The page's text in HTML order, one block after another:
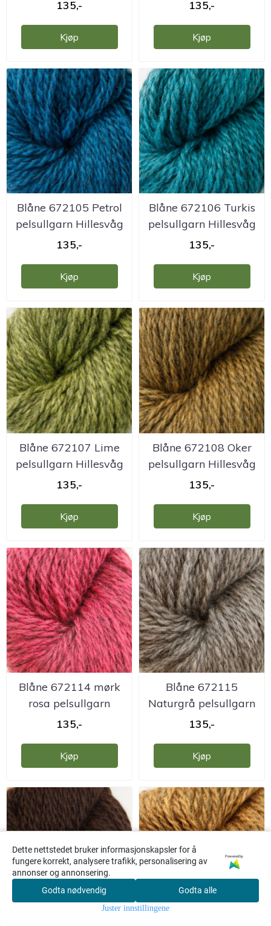
Søk
135,-
Kjøp
135,-
Kjøp
Blåne 672105 Petrol
pelsullgarn Hillesvåg
135,-
Kjøp
Blåne 672106 Turkis
pelsullgarn Hillesvåg
135,-
Kjøp
Blåne 672107 Lime
pelsullgarn Hillesvåg
135,-
Kjøp
Blåne 672108 Oker
pelsullgarn Hillesvåg
135,-
Kjøp
Blåne 672114 mørk
rosa pelsullgarn
Hillesvåg
135,-
Kjøp
Blåne 672115
Naturgrå pelsullgarn
Hillesvåg
135,-
Kjøp
Dette nettstedet bruker informasjonskapsler for å
fungere korrekt, analysere trafikk, personalisering av
annonser og annonsering.
Powered by
Godta nødvendig Godta alle
Juster innstillingene